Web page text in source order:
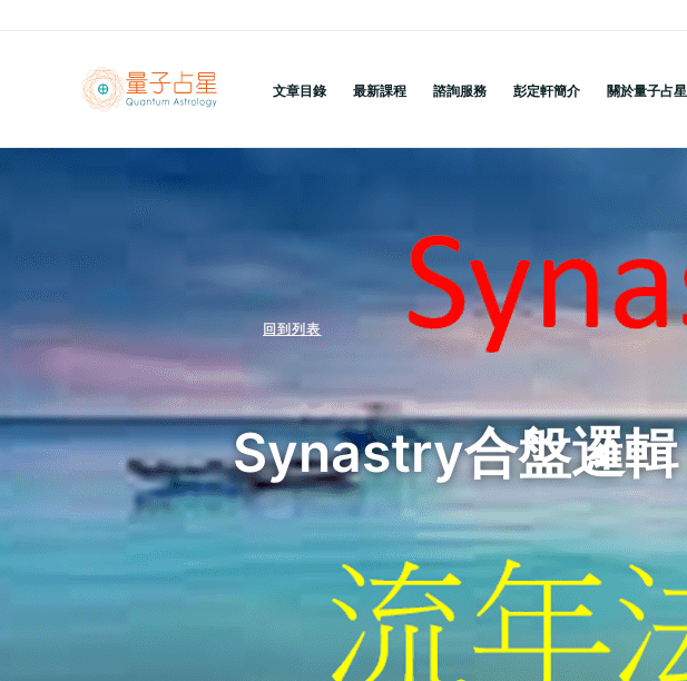
內
容
文章目錄 最新課程 諮詢服務 彭定軒簡介 關於量子占星
回到列表
Synastry合盤邏